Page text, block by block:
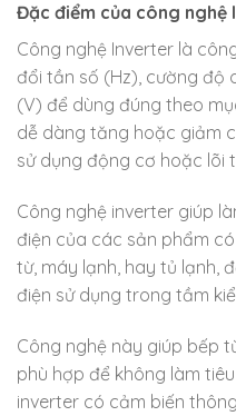
Đặc điểm của công
Công nghệ Inverter là
đổi tần số (Hz), cường độ
(V) để dùng đúng theo
dễ dàng tăng hoặc giảm
sử dụng động cơ hoặc lõi
Công nghệ inverter giúp
điện của các sản phẩm
từ, máy lạnh, hay tủ lạnh,
điện sử dụng trong tầm
Công nghệ này giúp bếp
phù hợp để không làm
inverter có cảm biến